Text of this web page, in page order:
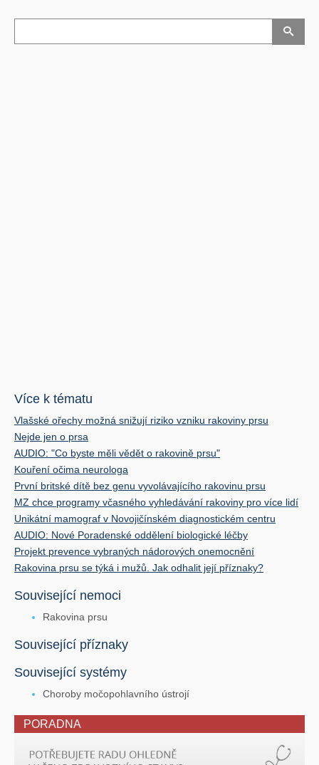
Více k tématu
Vlašské ořechy možná snižují riziko vzniku rakoviny prsu
Nejde jen o prsa
AUDIO: "Co byste měli vědět o rakovině prsu"
Kouření očima neurologa
První britské dítě bez genu vyvolávajícího rakovinu prsu
MZ chce programy včasného vyhledávání rakoviny pro více lidí
Unikátní mamograf v Novojičínském diagnostickém centru
AUDIO: Nové Poradenské oddělení biologické léčby
Projekt prevence vybraných nádorových onemocnění
Rakovina prsu se týká i mužů. Jak odhalit její příznaky?
Související nemoci
Rakovina prsu
Související příznaky
Související systémy
Choroby močopohlavního ústrojí
PORADNA